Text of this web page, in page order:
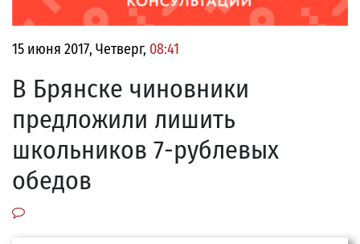
15 июня 2017, Четверг, 08:41
В Брянске чиновники
предложили лишить
школьников 7-рублевых
обедов